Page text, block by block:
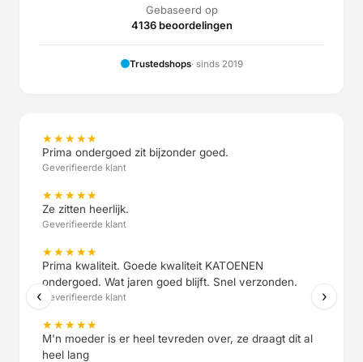
Gebaseerd op
4136 beoordelingen
Trustedshops· sinds 2019
★★★★★
Prima ondergoed zit bijzonder goed.
Geverifieerde klant
★★★★★
Ze zitten heerlijk.
Geverifieerde klant
★★★★★
Prima kwaliteit. Goede kwaliteit KATOENEN
ondergoed. Wat jaren goed blijft. Snel verzonden.
Geverifieerde klant
★★★★★
M'n moeder is er heel tevreden over, ze draagt dit al
heel lang
‹ ›